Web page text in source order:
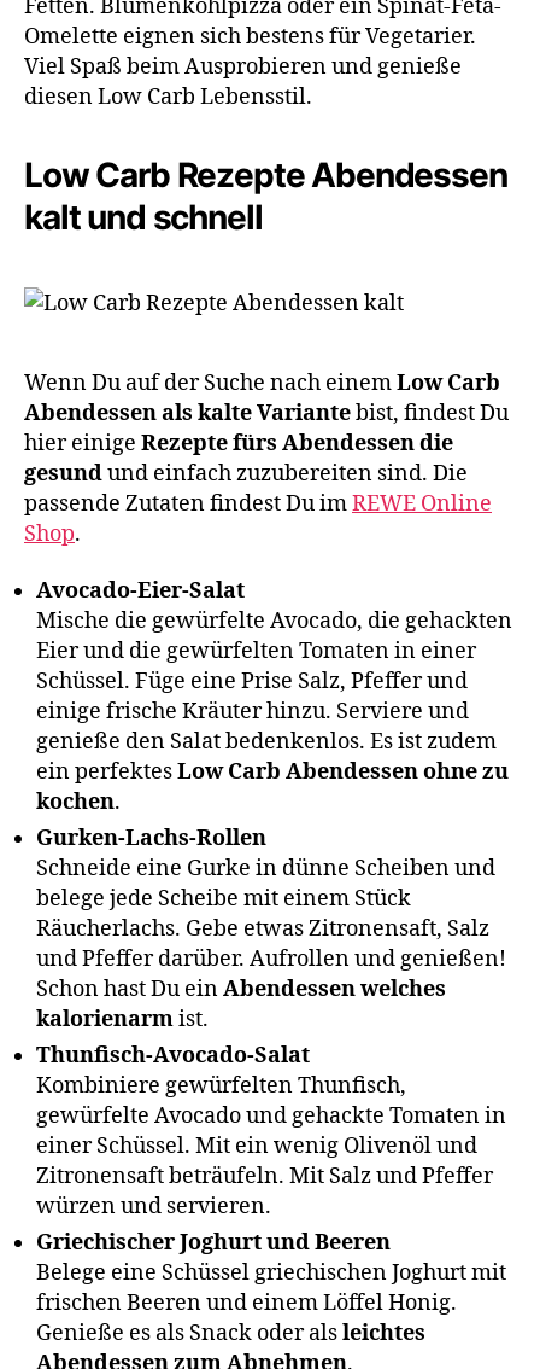
Fetten. Blumenkohlpizza oder ein Spinat-Feta-
Omelette eignen sich bestens für Vegetarier.
Viel Spaß beim Ausprobieren und genieße
diesen Low Carb Lebensstil.
Low Carb Rezepte Abendessen
kalt und schnell​
Wenn Du auf der Suche nach einemLow Carb
Abendessen als kalte Variantebist, findest Du
hier einige Rezepte fürs Abendessen die
gesundund einfach zuzubereiten sind. Die
passende Zutaten findest Du imREWE Online
Shop.
Avocado-Eier-Salat
Mische die gewürfelte Avocado, die gehackten
Eier und die gewürfelten Tomaten in einer
Schüssel. Füge eine Prise Salz, Pfeffer und
einige frische Kräuter hinzu. Serviere und
genieße den Salat bedenkenlos. Es ist zudem
ein perfektesLow Carb Abendessen ohne zu
kochen.
Gurken-Lachs-Rollen
Schneide eine Gurke in dünne Scheiben und
belege jede Scheibe mit einem Stück
Räucherlachs. Gebe etwas Zitronensaft, Salz
und Pfeffer darüber. Aufrollen und genießen!
Schon hast Du einAbendessen welches
kalorienarmist.
Thunfisch-Avocado-Salat
Kombiniere gewürfelten Thunfisch,
gewürfelte Avocado und gehackte Tomaten in
einer Schüssel. Mit ein wenig Olivenöl und
Zitronensaft beträufeln. Mit Salz und Pfeffer
würzen und servieren.
Griechischer Joghurt und Beeren
Belege eine Schüssel griechischen Joghurt mit
frischen Beeren und einem Löffel Honig.
Genieße es als Snack oder alsleichtes